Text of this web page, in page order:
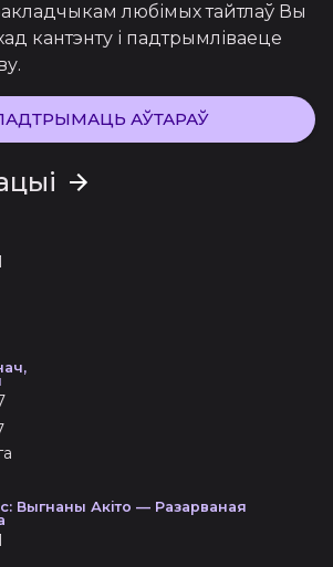
любімых тайтлаў Вы
кантэнту і падтрымліваеце
АЎТАРАЎ
Выгнаны Акіто — Разарваная